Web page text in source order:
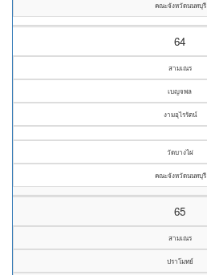
คณะจังหวัดนนทบุรี
64
สามเณร
เบญจพล
งามอุไรรัตน์
วัดบางไผ่
คณะจังหวัดนนทบุรี
65
สามเณร
ปราโมทย์